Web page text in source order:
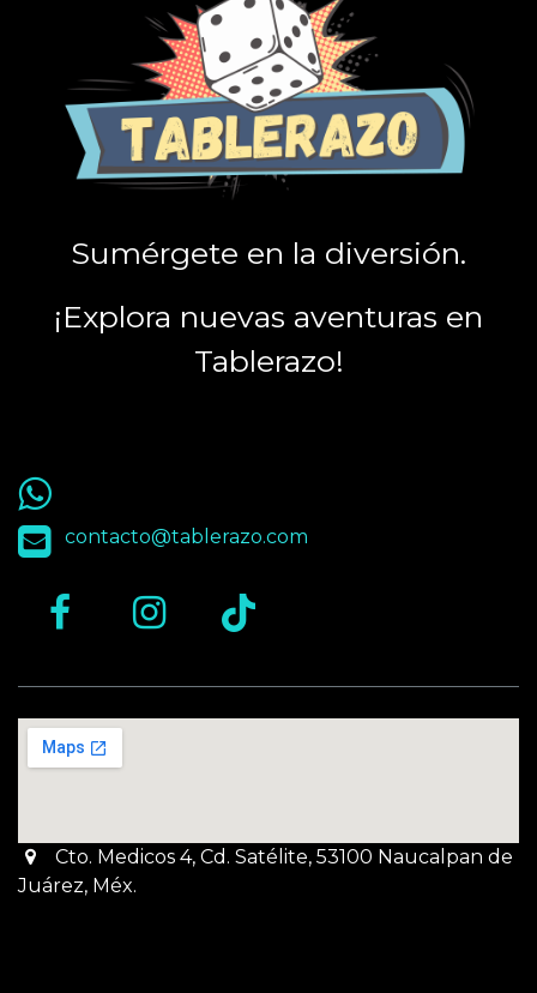
Sumérgete en la diversión.
¡Explora nuevas aventuras en
Tablerazo!
55 9563 4848
contacto@tablerazo.com
Cto. Medicos 4, Cd. Satélite, 53100 Naucalpan de
Juárez, Méx.